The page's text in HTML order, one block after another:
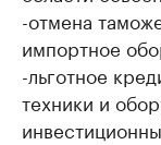
-отмена
импортное
-льготное
техники и